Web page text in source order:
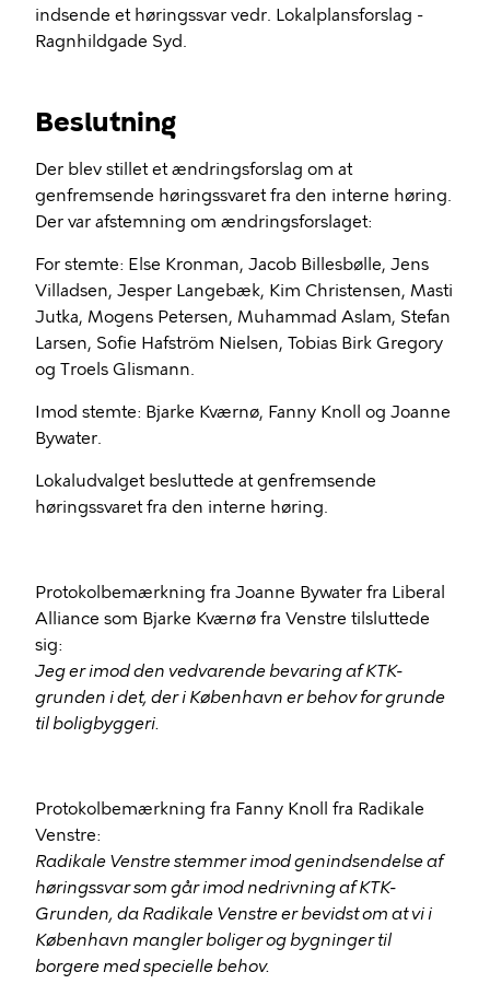
indsende et høringssvar vedr. Lokalplansforslag -
Ragnhildgade Syd.
Beslutning
Der blev stillet et ændringsforslag om at
genfremsende høringssvaret fra den interne høring.
Der var afstemning om ændringsforslaget:
For stemte: Else Kronman, Jacob Billesbølle, Jens
Villadsen, Jesper Langebæk, Kim Christensen, Masti
Jutka, Mogens Petersen, Muhammad Aslam, Stefan
Larsen, Sofie Hafström Nielsen, Tobias Birk Gregory
og Troels Glismann.
Imod stemte: Bjarke Kværnø, Fanny Knoll og Joanne
Bywater.
Lokaludvalget besluttede at genfremsende
høringssvaret fra den interne høring.
Protokolbemærkning fra Joanne Bywater fra Liberal
Alliance som Bjarke Kværnø fra Venstre tilsluttede
sig:
Jeg er imod den vedvarende bevaring af KTK-
grunden i det, der i København er behov for grunde
til boligbyggeri.
Protokolbemærkning fra Fanny Knoll fra Radikale
Venstre:
Radikale Venstre stemmer imod genindsendelse af
høringssvar som går imod nedrivning af KTK-
Grunden, da Radikale Venstre er bevidst om at vi i
København mangler boliger og bygninger til
borgere med specielle behov.